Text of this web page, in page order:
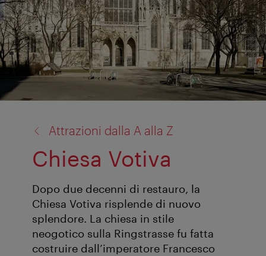
Attrazioni dalla A alla Z
Chiesa Votiva
Dopo due decenni di restauro, la
Chiesa Votiva risplende di nuovo
splendore. La chiesa in stile
neogotico sulla Ringstrasse fu fatta
costruire dall’imperatore Francesco